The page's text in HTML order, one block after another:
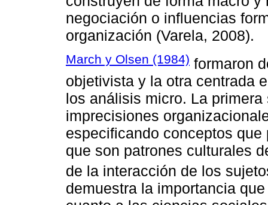
negociación o influencias
organización (Varela, 2008).
March y Olsen (1984) formaron
objetivista y la otra centrada
los análisis micro. La
imprecisiones
especificando conceptos
que son patrones culturales
de la interacción de los
demuestra la importancia